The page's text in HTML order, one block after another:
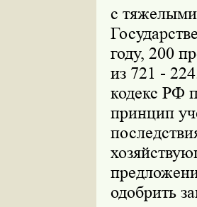
с
году, 200
из 721 -
кодекс РФ
принцип
одобрить